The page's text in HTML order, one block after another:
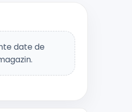
date de